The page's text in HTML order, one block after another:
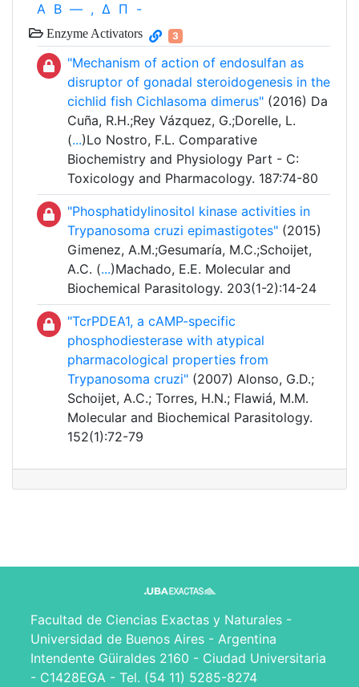
Α Β — , Δ Π -
Enzyme Activators 3
"Mechanism of action of endosulfan as
disruptor of gonadal steroidogenesis in the
cichlid fish Cichlasoma dimerus" (2016) Da
Cuña, R.H.;Rey Vázquez, G.;Dorelle, L.
(...)Lo Nostro, F.L. Comparative
Biochemistry and Physiology Part - C:
Toxicology and Pharmacology. 187:74-80
"Phosphatidylinositol kinase activities in
Trypanosoma cruzi epimastigotes" (2015)
Gimenez, A.M.;Gesumaría, M.C.;Schoijet,
A.C. (...)Machado, E.E. Molecular and
Biochemical Parasitology. 203(1-2):14-24
"TcrPDEA1, a cAMP-specific
phosphodiesterase with atypical
pharmacological properties from
Trypanosoma cruzi" (2007) Alonso, G.D.;
Schoijet, A.C.; Torres, H.N.; Flawiá, M.M.
Molecular and Biochemical Parasitology.
152(1):72-79
Facultad de Ciencias Exactas y Naturales -
Universidad de Buenos Aires - Argentina
Intendente Güiraldes 2160 - Ciudad Universitaria
- C1428EGA - Tel. (54 11) 5285-8274